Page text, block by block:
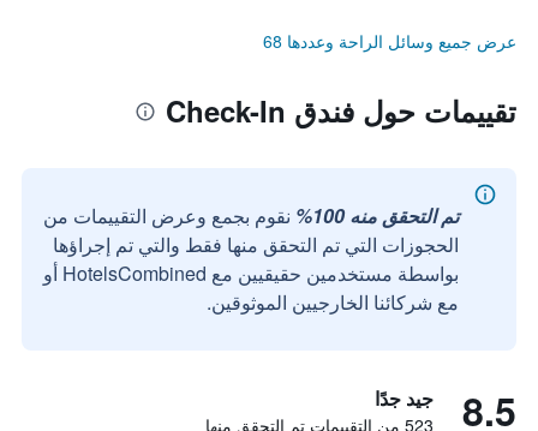
عرض جميع وسائل الراحة وعددها 68
تقييمات حول فندق Check-In
تم التحقق منه 100%
نقوم بجمع وعرض التقييمات من
الحجوزات التي تم التحقق منها فقط والتي تم إجراؤها
بواسطة مستخدمين حقيقيين مع HotelsCombined أو
مع شركائنا الخارجيين الموثوقين.
8.5 جيد جدًا
523 من التقييمات تم التحقق منها